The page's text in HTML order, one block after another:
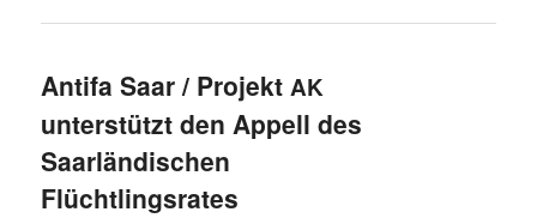
Antifa Saar / ProjektAK
unterstützt den Appell des
Saarländischen
Flüchtlingsrates